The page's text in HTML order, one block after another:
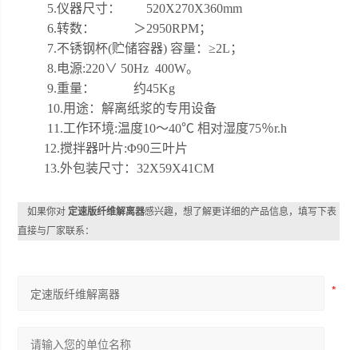
5.仪器尺寸：
520X270X360mm
6.转数： ＞2950RPM；
7.不锈钢杯(贮储容器) 容量：≥2L；
8.电源:220∨ 50Hz 400W。
9.重量： 约45Kg
10.用途：解离纸浆的专用设备
11.工作环境:温度10～40℃ 相对湿度75％r.h
12.搅拌器叶片:Φ90三叶片
13.外包装尺寸：32X59X41CM
如果你对 定速版纤维解离器感兴趣，想了解更详细的产品信息，填写下表
直接与厂家联系：